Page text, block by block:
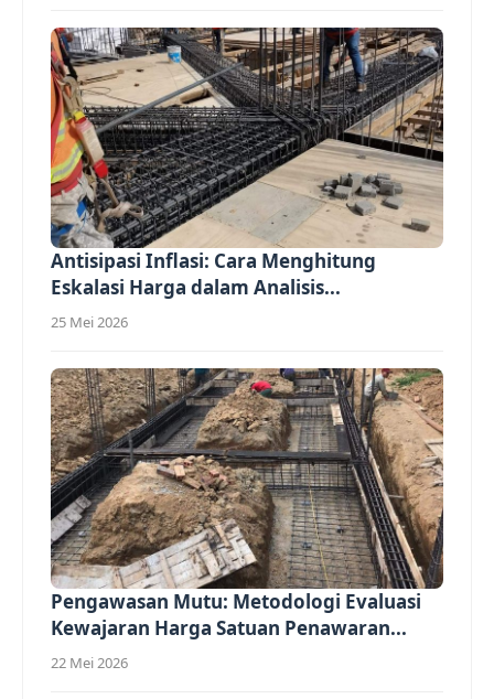
Antisipasi Inflasi: Cara Menghitung
Eskalasi Harga dalam Analisis...
25 Mei 2026
Pengawasan Mutu: Metodologi Evaluasi
Kewajaran Harga Satuan Penawaran...
22 Mei 2026